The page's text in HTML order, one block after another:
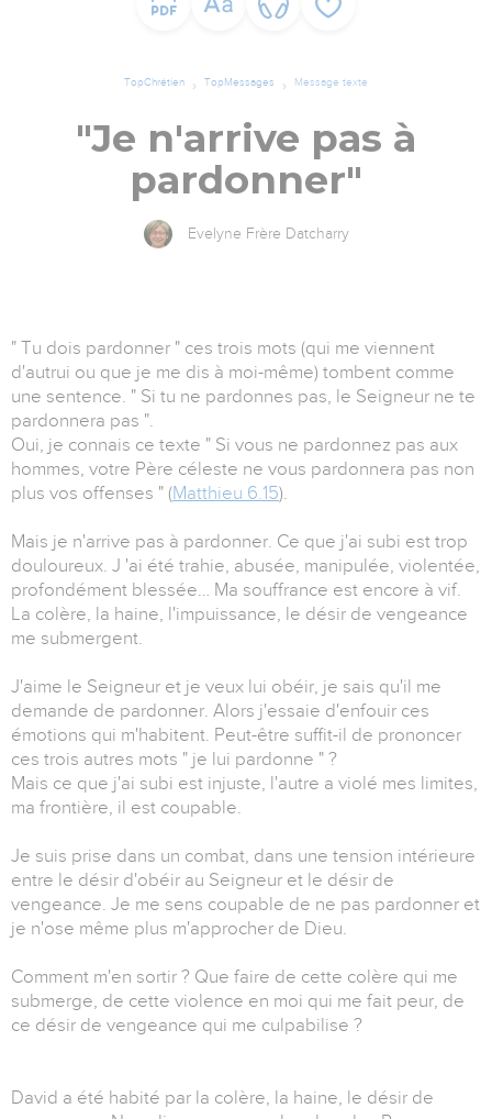
TopChrétien TopMessages Message texte
"Je n'arrive pas à
pardonner"
Evelyne Frère Datcharry
" Tu dois pardonner " ces trois mots (qui me viennent
d'autrui ou que je me dis à moi-même) tombent comme
une sentence. " Si tu ne pardonnes pas, le Seigneur ne te
pardonnera pas ".
Oui, je connais ce texte " Si vous ne pardonnez pas aux
hommes, votre Père céleste ne vous pardonnera pas non
plus vos offenses " (Matthieu 6.15).
Mais je n'arrive pas à pardonner. Ce que j'ai subi est trop
douloureux. J 'ai été trahie, abusée, manipulée, violentée,
profondément blessée… Ma souffrance est encore à vif.
La colère, la haine, l'impuissance, le désir de vengeance
me submergent.
J'aime le Seigneur et je veux lui obéir, je sais qu'il me
demande de pardonner. Alors j'essaie d'enfouir ces
émotions qui m'habitent. Peut-être suffit-il de prononcer
ces trois autres mots " je lui pardonne " ?
Mais ce que j'ai subi est injuste, l'autre a violé mes limites,
ma frontière, il est coupable.
Je suis prise dans un combat, dans une tension intérieure
entre le désir d'obéir au Seigneur et le désir de
vengeance. Je me sens coupable de ne pas pardonner et
je n'ose même plus m'approcher de Dieu.
Comment m'en sortir ? Que faire de cette colère qui me
submerge, de cette violence en moi qui me fait peur, de
ce désir de vengeance qui me culpabilise ?
David a été habité par la colère, la haine, le désir de